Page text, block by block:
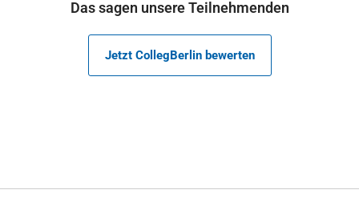
Das sagen unsere Teilnehmenden
Jetzt CollegBerlin bewerten